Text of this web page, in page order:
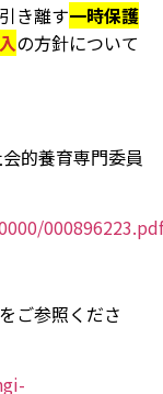
き離す一時保護
の方針について
的養育専門委員
000896223.pdf
ご参照くださ